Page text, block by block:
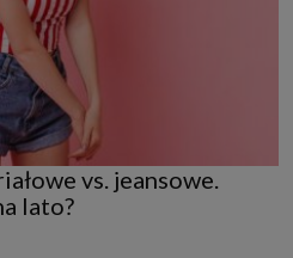
vs. jeansowe.
lato?